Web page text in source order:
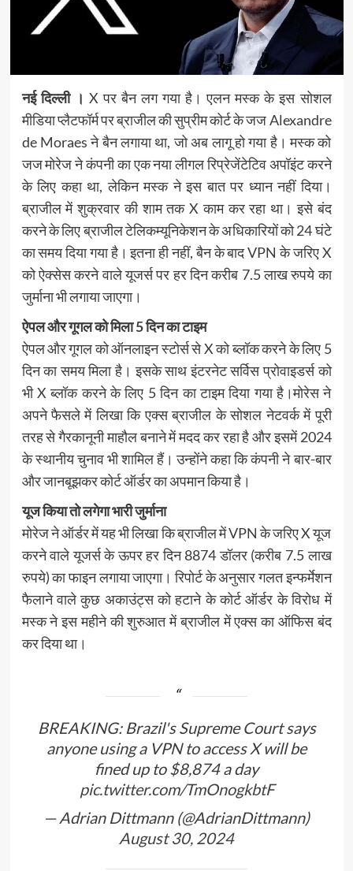
नई दिल्‍ली । X पर बैन लग गया है। एलन मस्क के इस सोशल
मीडिया प्लैटफॉर्म पर ब्राजील की सुप्रीम कोर्ट के जज Alexandre
de Moraes ने बैन लगाया था, जो अब लागू हो गया है। मस्क को
जज मोरेज ने कंपनी का एक नया लीगल रिप्रेजेंटेटिव अपॉइंट करने
के लिए कहा था, लेकिन मस्क ने इस बात पर ध्यान नहीं दिया।
ब्राजील में शुक्रवार की शाम तक X काम कर रहा था। इसे बंद
करने के लिए ब्राजील टेलिकम्यूनिकेशन के अधिकारियों को 24 घंटे
का समय दिया गया है। इतना ही नहीं, बैन के बाद VPN के जरिए X
को ऐक्सेस करने वाले यूजर्स पर हर दिन करीब 7.5 लाख रुपये का
जुर्माना भी लगाया जाएगा।
ऐपल और गूगल को मिला 5 दिन का टाइम
ऐपल और गूगल को ऑनलाइन स्टोर्स से X को ब्लॉक करने के लिए 5
दिन का समय मिला है। इसके साथ इंटरनेट सर्विस प्रोवाइडर्स को
भी X ब्लॉक करने के लिए 5 दिन का टाइम दिया गया है।मोरेस ने
अपने फैसले में लिखा कि एक्स ब्राजील के सोशल नेटवर्क में पूरी
तरह से गैरकानूनी माहौल बनाने में मदद कर रहा है और इसमें 2024
के स्थानीय चुनाव भी शामिल हैं। उन्होंने कहा कि कंपनी ने बार-बार
और जानबूझकर कोर्ट ऑर्डर का अपमान किया है।
यूज किया तो लगेगा भारी जुर्माना
मोरेज ने ऑर्डर में यह भी लिखा कि ब्राजील में VPN के जरिए X यूज
करने वाले यूजर्स के ऊपर हर दिन 8874 डॉलर (करीब 7.5 लाख
रुपये) का फाइन लगाया जाएगा। रिपोर्ट के अनुसार गलत इन्फर्मेशन
फैलाने वाले कुछ अकाउंट्स को हटाने के कोर्ट ऑर्डर के विरोध में
मस्क ने इस महीने की शुरुआत में ब्राजील में एक्स का ऑफिस बंद
कर दिया था।
BREAKING: Brazil's Supreme Court says
anyone using a VPN to access X will be
fined up to $8,874 a day
pic.twitter.com/TmOnogkbtF
— Adrian Dittmann (@AdrianDittmann)
August 30, 2024